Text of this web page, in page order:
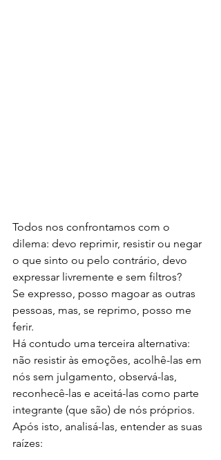
Todos nos confrontamos com o
dilema: devo reprimir, resistir ou negar
o que sinto ou pelo contrário, devo
expressar livremente e sem filtros?
Se expresso, posso magoar as outras
pessoas, mas, se reprimo, posso me
ferir.
Há contudo uma terceira alternativa:
não resistir às emoções, acolhê-las em
nós sem julgamento, observá-las,
reconhecê-las e aceitá-las como parte
integrante (que são) de nós próprios.
Após isto, analisá-las, entender as suas
raízes: